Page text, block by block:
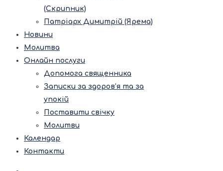
(Скрипник)
Патріарх Димитрій (Ярема)
Новини
Молитва
Онлайн послуги
Допомога священника
Записки за здоров’я та за
упокій
Поставити свічку
Молитви
Календар
Контакти